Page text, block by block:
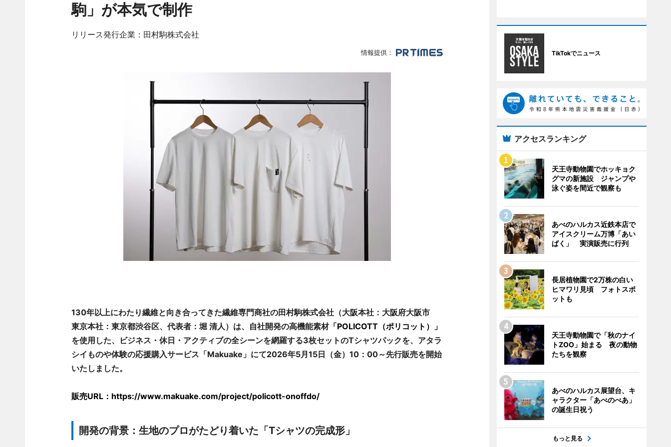
駒」が本気で制作
リリース発行企業：田村駒株式会社
情報提供：
130年以上にわたり繊維と向き合ってきた繊維専門商社の田村駒株式会社（大阪本社：大阪府大阪市
東京本社：東京都渋谷区、代表者：堀 清人）は、自社開発の高機能素材「POLICOTT（ポリコット）」
を使用した、ビジネス・休日・アクティブの全シーンを網羅する3枚セットのTシャツパックを、アタラ
シイものや体験の応援購入サービス「Makuake」にて2026年5月15日（金）10：00～先行販売を開始
いたしました。
販売URL：https://www.makuake.com/project/policott-onoffdo/
開発の背景：生地のプロがたどり着いた「Tシャツの完成形」
TikTokでニュース
アクセスランキング
天王寺動物園でホッキョク
グマの新施設 ジャンプや
泳ぐ姿を間近で観察も
あべのハルカス近鉄本店で
アイスクリーム万博「あい
ぱく」 実演販売に行列
長居植物園で2万株の白い
ヒマワリ見頃 フォトスポ
ットも
天王寺動物園で「秋のナイ
トZOO」始まる 夜の動物
たちを観察
あべのハルカス展望台、キ
ャラクター「あべのべあ」
の誕生日祝う
もっと見る